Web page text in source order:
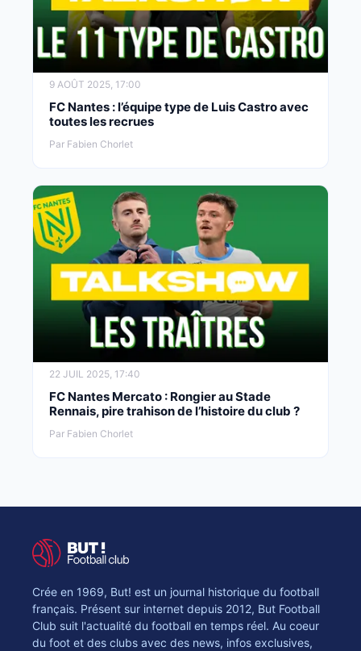
9 AOÛT 2025, 17:00
FC Nantes : l’équipe type de Luis Castro avec
toutes les recrues
Par Fabien Chorlet
22 JUIL 2025, 17:40
FC Nantes Mercato : Rongier au Stade
Rennais, pire trahison de l’histoire du club ?
Par Fabien Chorlet
Crée en 1969, But! est un journal historique du football
français. Présent sur internet depuis 2012, But Football
Club suit l'actualité du football en temps réel. Au coeur
du foot et des clubs avec des news, infos exclusives,